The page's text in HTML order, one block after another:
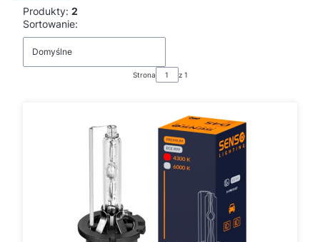
Produkty: 2
Lista produktów
Sortowanie:
Domyślne
Strona z 1